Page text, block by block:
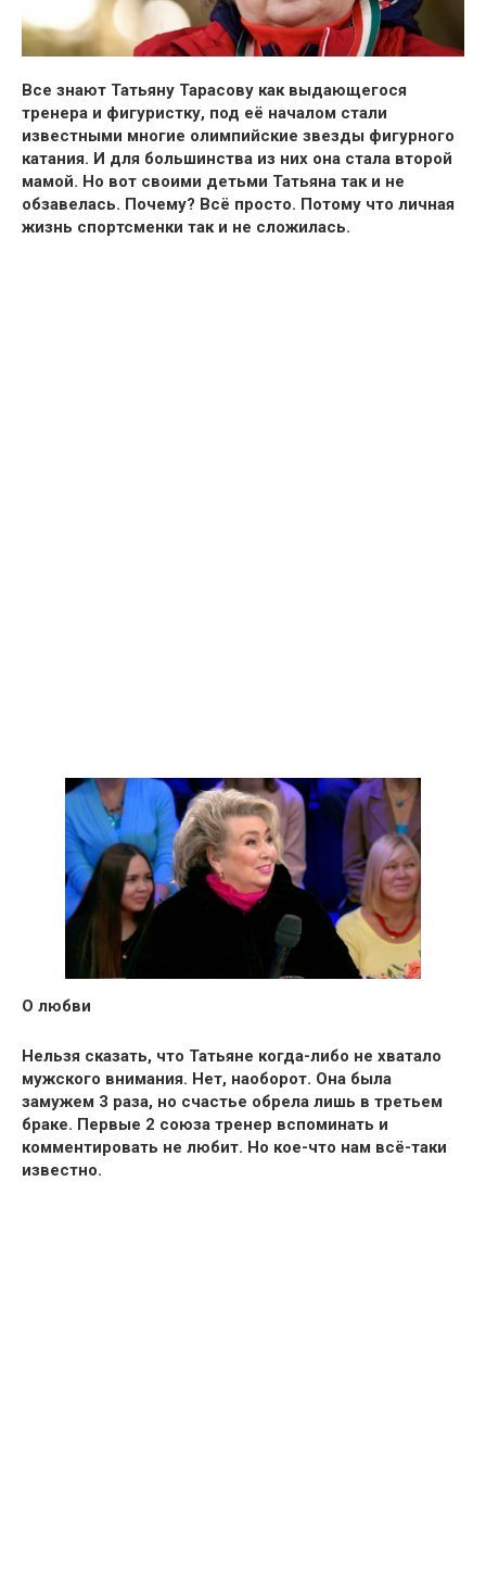
Все знают Татьяну Тарасову как выдающегося
тренера и фигуристку, под её началом стали
известными многие олимпийские звезды фигурного
катания. И для большинства из них она стала второй
мамой. Но вот своими детьми Татьяна так и не
обзавелась. Почему? Всё просто. Потому что личная
жизнь спортсменки так и не сложилась.
О любви
Нельзя сказать, что Татьяне когда-либо не хватало
мужского внимания. Нет, наоборот. Она была
замужем 3 раза, но счастье обрела лишь в третьем
браке. Первые 2 союза тренер вспоминать и
комментировать не любит. Но кое-что нам всё-таки
известно.